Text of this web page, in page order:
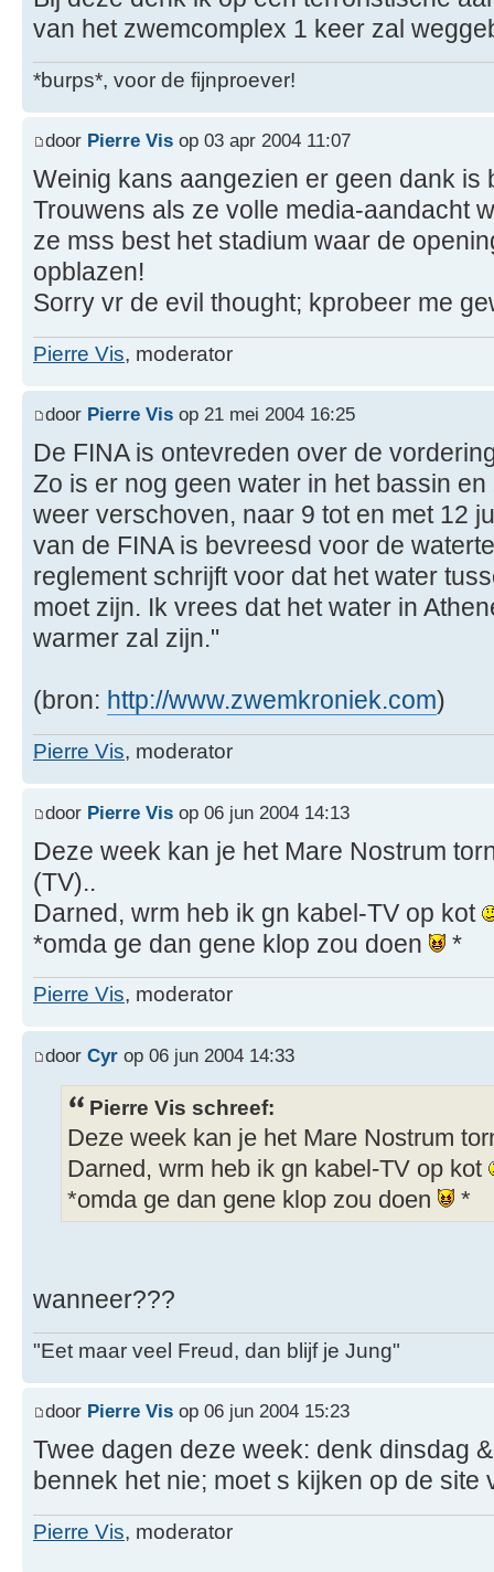
van het zwemcomplex 1 keer zal
*burps*, voor de fijnproever!
door Pierre Vis op 03 apr 2004 11:07
Weinig kans aangezien er geen dank is
Trouwens als ze volle media-aandacht
ze mss best het stadium waar de
opblazen!
Sorry vr de evil thought; kprobeer me
Pierre Vis, moderator
door Pierre Vis op 21 mei 2004 16:25
De FINA is ontevreden over de
Zo is er nog geen water in het bassin
weer verschoven, naar 9 tot en met 12
van de FINA is bevreesd voor de
reglement schrijft voor dat het water
moet zijn. Ik vrees dat het water in
warmer zal zijn."
(bron: http://www.zwemkroniek.com)
Pierre Vis, moderator
door Pierre Vis op 06 jun 2004 14:13
Deze week kan je het Mare Nostrum
(TV)..
Darned, wrm heb ik gn kabel-TV op kot
*omda ge dan gene klop zou doen
*
Pierre Vis, moderator
door Cyr op 06 jun 2004 14:33
Pierre Vis schreef:
Deze week kan je het Mare Nostrum
Darned, wrm heb ik gn kabel-TV op kot
*omda ge dan gene klop zou doen
*
wanneer???
"Eet maar veel Freud, dan blijf je Jung"
door Pierre Vis op 06 jun 2004 15:23
Twee dagen deze week: denk dinsdag
bennek het nie; moet s kijken op de site
Pierre Vis, moderator